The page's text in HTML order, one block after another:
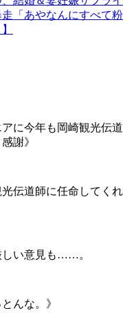
「あやなんにすべて粉
に今年も岡崎観光伝道
謝》
伝道師に任命してくれ
い意見も……。
んな。》